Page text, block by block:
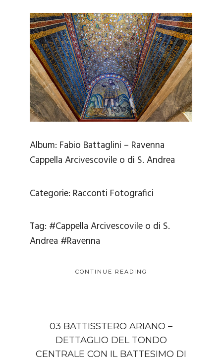
Album: Fabio Battaglini – Ravenna
Cappella Arcivescovile o di S. Andrea
Categorie: Racconti Fotografici
Tag: #Cappella Arcivescovile o di S.
Andrea #Ravenna
CONTINUE READING
03 BATTISSTERO ARIANO –
DETTAGLIO DEL TONDO
CENTRALE CON IL BATTESIMO DI